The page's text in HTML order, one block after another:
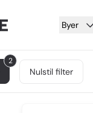
Byer
2
Nulstil filter